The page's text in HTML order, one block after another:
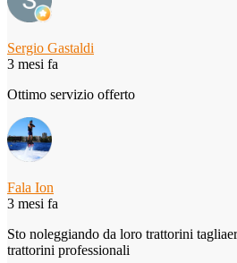
Sergio Gastaldi
3 mesi fa
Ottimo servizio offerto
Fala Ion
3 mesi fa
Sto noleggiando da loro trattorini
trattorini professionali